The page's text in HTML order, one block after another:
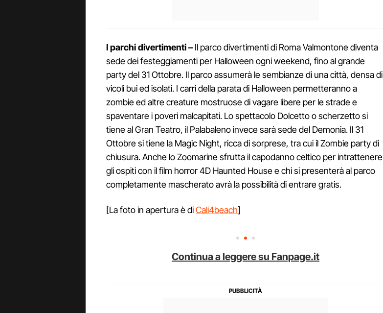
I parchi divertimenti – Il parco divertimenti di Roma Valmontone diventa
sede dei festeggiamenti per Halloween ogni weekend, fino al grande
party del 31 Ottobre. Il parco assumerà le sembianze di una città, densa di
vicoli bui ed isolati. I carri della parata di Halloween permetteranno a
zombie ed altre creature mostruose di vagare libere per le strade e
spaventare i poveri malcapitati. Lo spettacolo Dolcetto o scherzetto si
tiene al Gran Teatro, il Palabaleno invece sarà sede del Demonia. Il 31
Ottobre si tiene la Magic Night, ricca di sorprese, tra cui il Zombie party di
chiusura. Anche lo Zoomarine sfrutta il capodanno celtico per intrattenere
gli ospiti con il film horror 4D Haunted House e chi si presenterà al parco
completamente mascherato avrà la possibilità di entrare gratis.
[La foto in apertura è diCali4beach]
Continua a leggere su Fanpage.it